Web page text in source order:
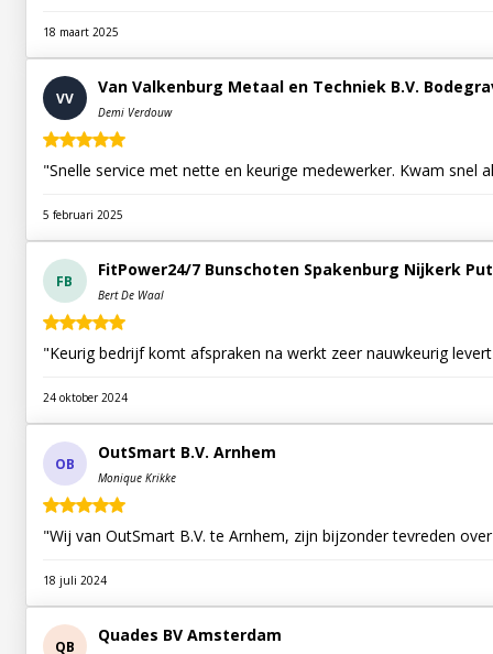
18 maart 2025
VV
Van Valkenburg Metaal en Techniek B.V.
Demi Verdouw
"Snelle service met nette en keurige medewerker. Kwam
5 februari 2025
FB
FitPower24/7 Bunschoten Spakenburg Nijkerk
Bert De Waal
"Keurig bedrijf komt afspraken na werkt zeer nauwkeurig
24 oktober 2024
OB
OutSmart B.V. Arnhem
Monique Krikke
"Wij van OutSmart B.V. te Arnhem, zijn bijzonder tevreden
18 juli 2024
QB
Quades BV Amsterdam